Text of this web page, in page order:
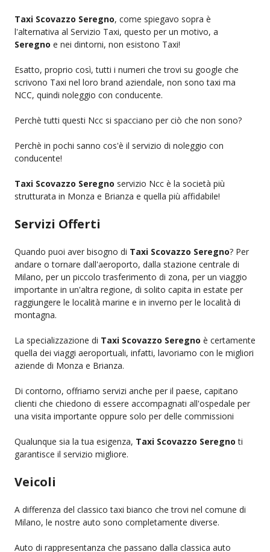
Taxi Scovazzo Seregno, come spiegavo sopra è
l'alternativa al Servizio Taxi, questo per un motivo, a
Seregno e nei dintorni, non esistono Taxi!
Esatto, proprio così, tutti i numeri che trovi su google che
scrivono Taxi nel loro brand aziendale, non sono taxi ma
NCC, quindi noleggio con conducente.
Perchè tutti questi Ncc si spacciano per ciò che non sono?
Perchè in pochi sanno cos'è il servizio di noleggio con
conducente!
Taxi Scovazzo Seregno servizio Ncc è la società più
strutturata in Monza e Brianza e quella più affidabile!
Servizi Offerti
Quando puoi aver bisogno di Taxi Scovazzo Seregno? Per
andare o tornare dall'aeroporto, dalla stazione centrale di
Milano, per un piccolo trasferimento di zona, per un viaggio
importante in un'altra regione, di solito capita in estate per
raggiungere le località marine e in inverno per le località di
montagna.
La specializzazione di Taxi Scovazzo Seregno è certamente
quella dei viaggi aeroportuali, infatti, lavoriamo con le migliori
aziende di Monza e Brianza.
Di contorno, offriamo servizi anche per il paese, capitano
clienti che chiedono di essere accompagnati all'ospedale per
una visita importante oppure solo per delle commissioni
Qualunque sia la tua esigenza, Taxi Scovazzo Seregno ti
garantisce il servizio migliore.
Veicoli
A differenza del classico taxi bianco che trovi nel comune di
Milano, le nostre auto sono completamente diverse.
Auto di rappresentanza che passano dalla classica auto